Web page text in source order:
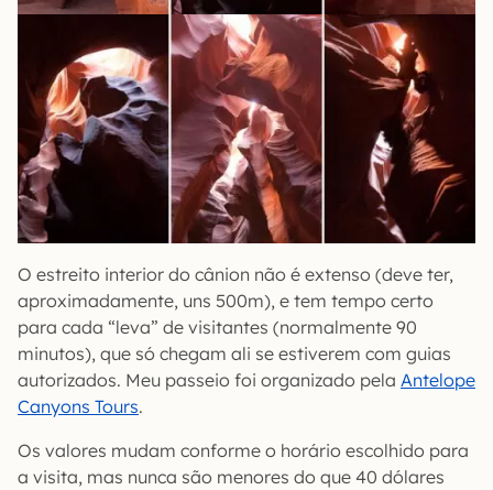
O estreito interior do cânion não é extenso (deve ter,
aproximadamente, uns 500m), e tem tempo certo
para cada “leva” de visitantes (normalmente 90
minutos), que só chegam ali se estiverem com guias
autorizados. Meu passeio foi organizado pela Antelope
Canyons Tours.
Os valores mudam conforme o horário escolhido para
a visita, mas nunca são menores do que 40 dólares